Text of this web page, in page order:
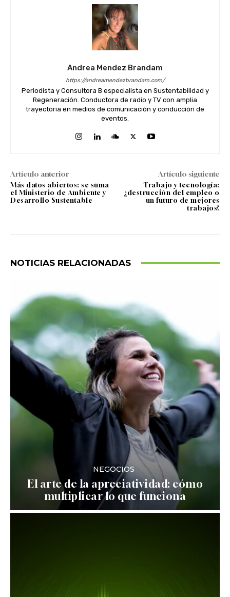
Andrea Mendez Brandam
https://andreamendezbrandam.com/
Periodista y Consultora B especialista en Sustentabilidad y
Regeneración. Conductora de radio y TV con amplia
trayectoria en medios de comunicación y conducción de
eventos.
Artículo anterior
Más datos abiertos: se suma
el Ministerio de Ambiente y
Desarrollo Sustentable
Artículo siguiente
Trabajo y tecnología:
¿destrucción del empleo o
un futuro de mejores
trabajos?
NOTICIAS RELACIONADAS
NEGOCIOS
El arte de la apreciatividad: cómo
multiplicar lo que funciona